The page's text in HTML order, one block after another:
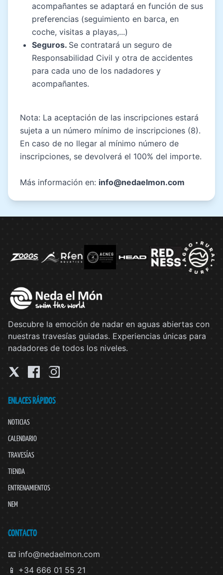
acompañantes se adaptará en función de sus
preferencias (seguimiento en barca, en
coche, visitas a playas,...)
Seguros. Se contratará un seguro de
Responsabilidad Civil y otra de accidentes
para cada uno de los nadadores y
acompañantes.
Nota: La aceptación de las inscripciones estará
sujeta a un número mínimo de inscripciones (8).
En caso de no llegar al mínimo número de
inscripciones, se devolverá el 100% del importe.
Más información en: info@nedaelmon.com
Descubre la emoción de nadar en aguas abiertas con
nuestras travesías guiadas. Experiencias únicas para
nadadores de todos los niveles.
ENLACES RÁPIDOS
NOTICIAS
CALENDARIO
TRAVESÍAS
TIENDA
ENTRENAMIENTOS
NEM
CONTACTO
📧 info@nedaelmon.com
📱 +34 666 01 55 21